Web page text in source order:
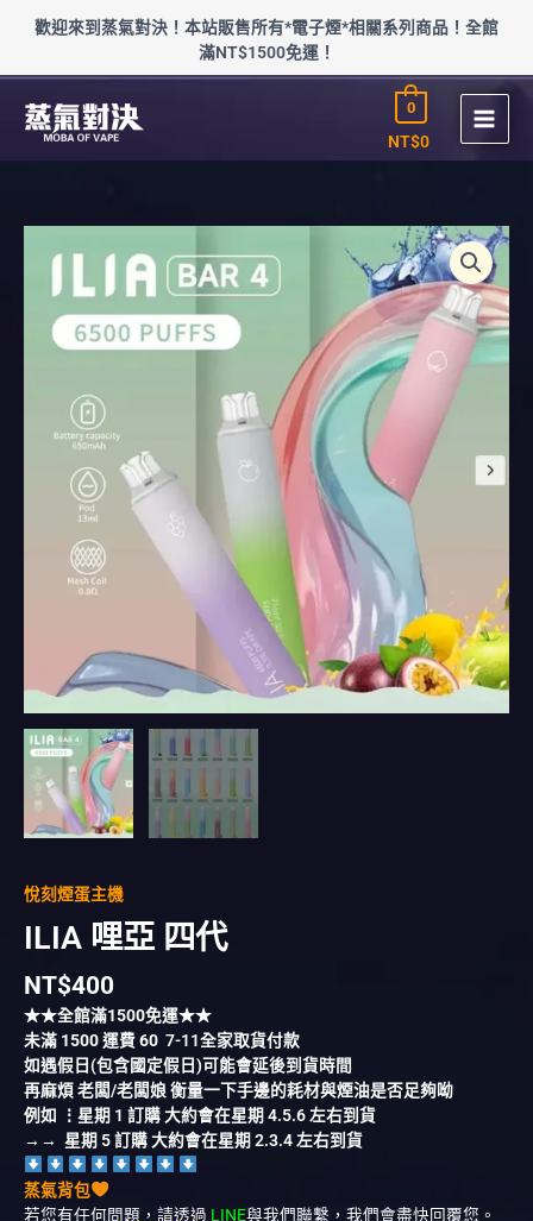
要
歡迎來到蒸氣對決！本站販售所有*電子煙*相關系列商品！全館
滿NT$1500免運！
NT$0
0
悅刻煙蛋主機
ILIA 哩亞 四代
NT$400
★★全館滿1500免運★★
未滿 1500運費60 7-11全家取貨付款
如遇假日(包含國定假日)可能會延後到貨時間
再麻煩 老闆/老闆娘 衡量一下手邊的耗材與煙油是否足夠呦
例如 ⋮星期 1 訂購 大約會在星期 4.5.6 左右到貨
→→ 星期 5 訂購 大約會在星期 2.3.4 左右到貨
蒸氣背包
若您有任何問題，請透過 LINE與我們聯繫，我們會盡快回覆您。